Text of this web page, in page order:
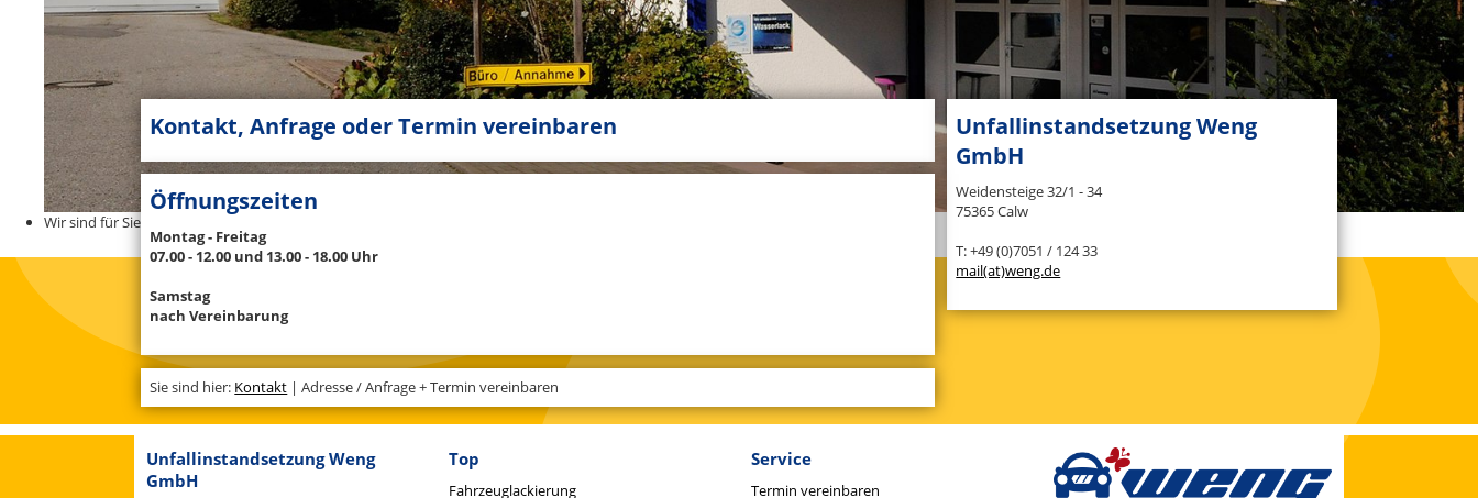
Wir sind für Sie da
Kontakt, Anfrage oder Termin vereinbaren
Unfallinstandsetzung Weng
GmbH
Weidensteige 32/1 - 34
75365 Calw
T: +49 (0)7051 / 124 33
mail(at)weng.de
Öffnungszeiten
Montag - Freitag
07.00 - 12.00 und 13.00 - 18.00 Uhr
Samstag
nach Vereinbarung
Sie sind hier: Kontakt | Adresse / Anfrage + Termin vereinbaren
Unfallinstandsetzung Weng
GmbH
Top
Fahrzeuglackierung
Service
Termin vereinbaren